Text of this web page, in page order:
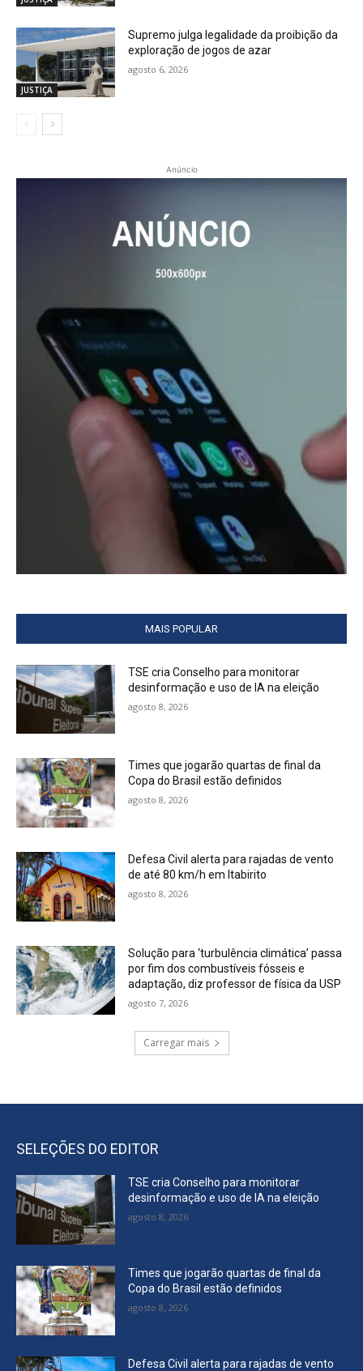
JUSTIÇA
Supremo julga legalidade da proibição da
exploração de jogos de azar
agosto 6, 2026
Anúncio
MAIS POPULAR
TSE cria Conselho para monitorar
desinformação e uso de IA na eleição
agosto 8, 2026
Times que jogarão quartas de final da
Copa do Brasil estão definidos
agosto 8, 2026
Defesa Civil alerta para rajadas de vento
de até 80 km/h em Itabirito
agosto 8, 2026
Solução para ‘turbulência climática’ passa
por fim dos combustíveis fósseis e
adaptação, diz professor de física da USP
agosto 7, 2026
Carregar mais
SELEÇÕES DO EDITOR
TSE cria Conselho para monitorar
desinformação e uso de IA na eleição
agosto 8, 2026
Times que jogarão quartas de final da
Copa do Brasil estão definidos
agosto 8, 2026
Defesa Civil alerta para rajadas de vento